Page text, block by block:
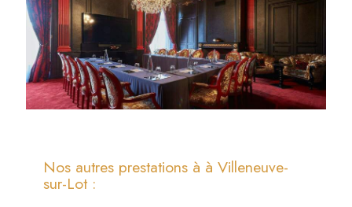
Nos autres prestations à à Villeneuve-
sur-Lot :